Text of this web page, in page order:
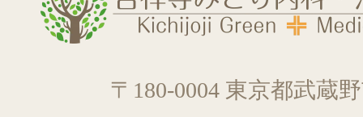
〒180-0004 東京都武蔵